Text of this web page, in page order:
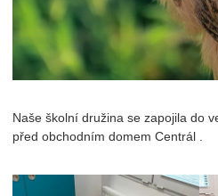
Naše školní družina se zapojila do
před obchodním domem Centrál .